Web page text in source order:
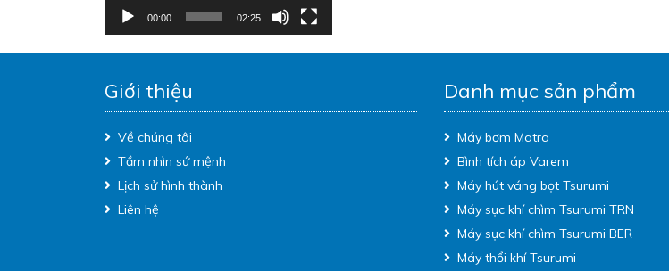
00:00 02:25
Giới thiệu
Về chúng tôi
Tầm nhìn sứ mệnh
Lịch sử hình thành
Liên hệ
Danh mục sản phẩm
Máy bơm Matra
Bình tích áp Varem
Máy hút váng bọt Tsurumi
Máy sục khí chìm Tsurumi TRN
Máy sục khí chìm Tsurumi BER
Máy thổi khí Tsurumi